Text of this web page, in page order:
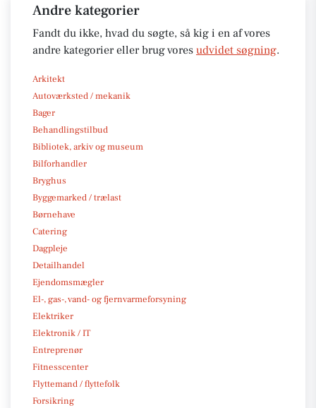
Andre kategorier
Fandt du ikke, hvad du søgte, så kig i en af vores
andre kategorier eller brug vores udvidet søgning.
Arkitekt
Autoværksted / mekanik
Bager
Behandlingstilbud
Bibliotek, arkiv og museum
Bilforhandler
Bryghus
Byggemarked / trælast
Børnehave
Catering
Dagpleje
Detailhandel
Ejendomsmægler
El-, gas-, vand- og fjernvarmeforsyning
Elektriker
Elektronik / IT
Entreprenør
Fitnesscenter
Flyttemand / flyttefolk
Forsikring